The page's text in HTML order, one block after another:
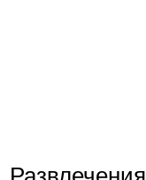
Развлечения